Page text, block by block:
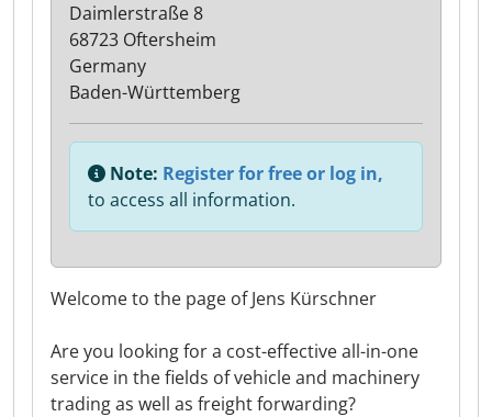
Welcome to the page of Jens Kürschner
Are you looking for a cost-effective all-in-one
service in the fields of vehicle and machinery
trading as well as freight forwarding?
Daimlerstraße 8
68723 Oftersheim
Germany
Baden-Württemberg
Note: Register for free or log in,
to access all information.